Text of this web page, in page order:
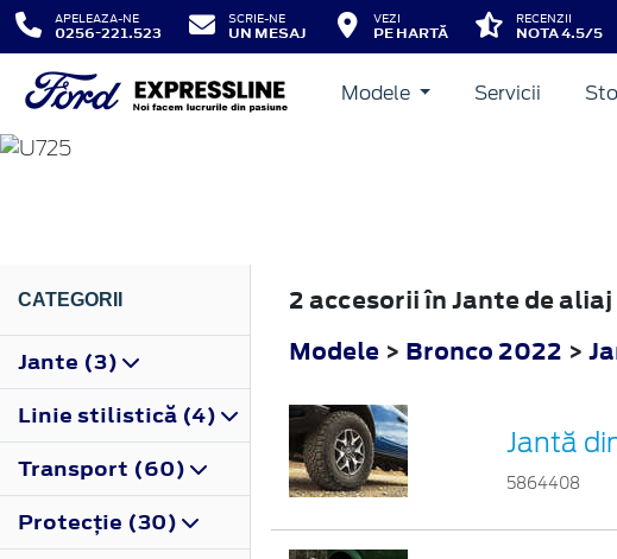
APELEAZA-NE
0256-221.523
SCRIE-NE
UN MESAJ
VEZI
PE HARTĂ
RECENZII
NOTA 4.5/5
Modele Servicii
BRONCO
CATEGORII
Jante (3)
Linie stilistică (4)
Transport (60)
Protecţie (30)
2 accesorii în Jante de
Modele > Bronco 2022 >
Jantă
5864408